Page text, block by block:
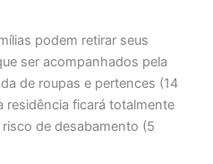
podem retirar seus
ser acompanhados pela
de roupas e pertences (14
residência ficará totalmente
de desabamento (5